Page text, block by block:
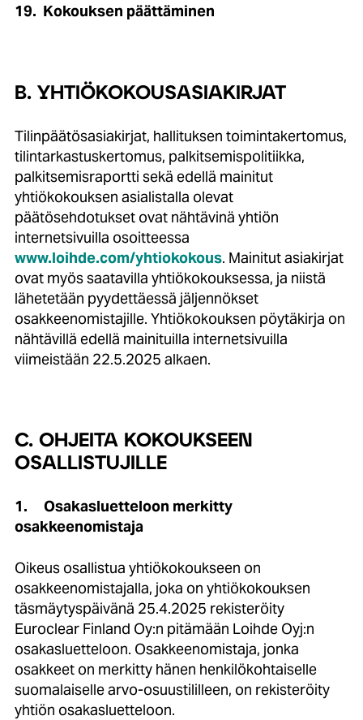
19. Kokouksen päättäminen
B. YHTIÖKOKOUSASIAKIRJAT
Tilinpäätösasiakirjat, hallituksen toimintakertomus,
tilintarkastuskertomus, palkitsemispolitiikka,
palkitsemisraportti sekä edellä mainitut
yhtiökokouksen asialistalla olevat
päätösehdotukset ovat nähtävinä yhtiön
internetsivuilla osoitteessa
www.loihde.com/yhtiokokous. Mainitut asiakirjat
ovat myös saatavilla yhtiökokouksessa, ja niistä
lähetetään pyydettäessä jäljennökset
osakkeenomistajille. Yhtiökokouksen pöytäkirja on
nähtävillä edellä mainituilla internetsivuilla
viimeistään 22.5.2025 alkaen.
C. OHJEITA KOKOUKSEEN
OSALLISTUJILLE
1. Osakasluetteloon merkitty
osakkeenomistaja
Oikeus osallistua yhtiökokoukseen on
osakkeenomistajalla, joka on yhtiökokouksen
täsmäytyspäivänä 25.4.2025 rekisteröity
Euroclear Finland Oy:n pitämään Loihde Oyj:n
osakasluetteloon. Osakkeenomistaja, jonka
osakkeet on merkitty hänen henkilökohtaiselle
suomalaiselle arvo-osuustililleen, on rekisteröity
yhtiön osakasluetteloon.